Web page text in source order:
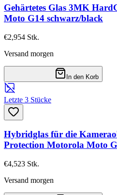
Gehärtetes Glas 3MK
Moto G14 schwarz/black
€2,954 Stk.
Versand morgen
In den Korb
Letzte 3 Stücke
Hybridglas für die
Protection Motorola Moto
€4,523 Stk.
Versand morgen